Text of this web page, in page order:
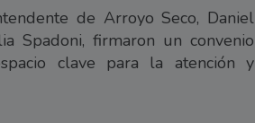
de Arroyo Seco, Daniel
Spadoni, firmaron un convenio
clave para la atención y